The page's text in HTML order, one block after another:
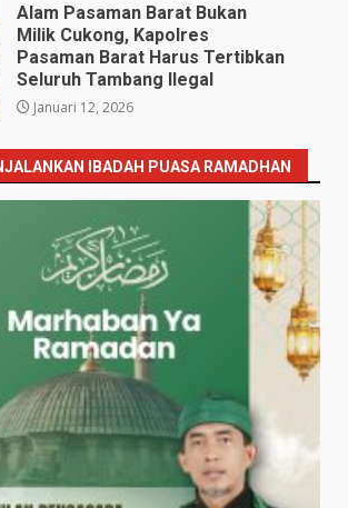
Alam Pasaman Barat Bukan
Milik Cukong, Kapolres
Pasaman Barat Harus Tertibkan
Seluruh Tambang Ilegal
Januari 12, 2026
IBADAH PUASA RAMADHAN